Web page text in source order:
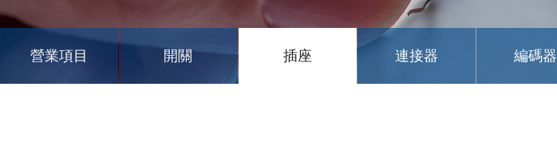
限
公
司
營業項目 開關 插座 連接器 編碼器